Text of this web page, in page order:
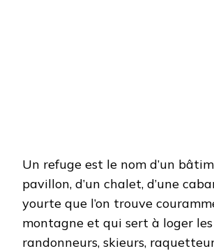
Un refuge est le nom d’un
pavillon, d’un chalet, d’une
yourte que l’on trouve
montagne et qui sert à loger les
randonneurs, skieurs,